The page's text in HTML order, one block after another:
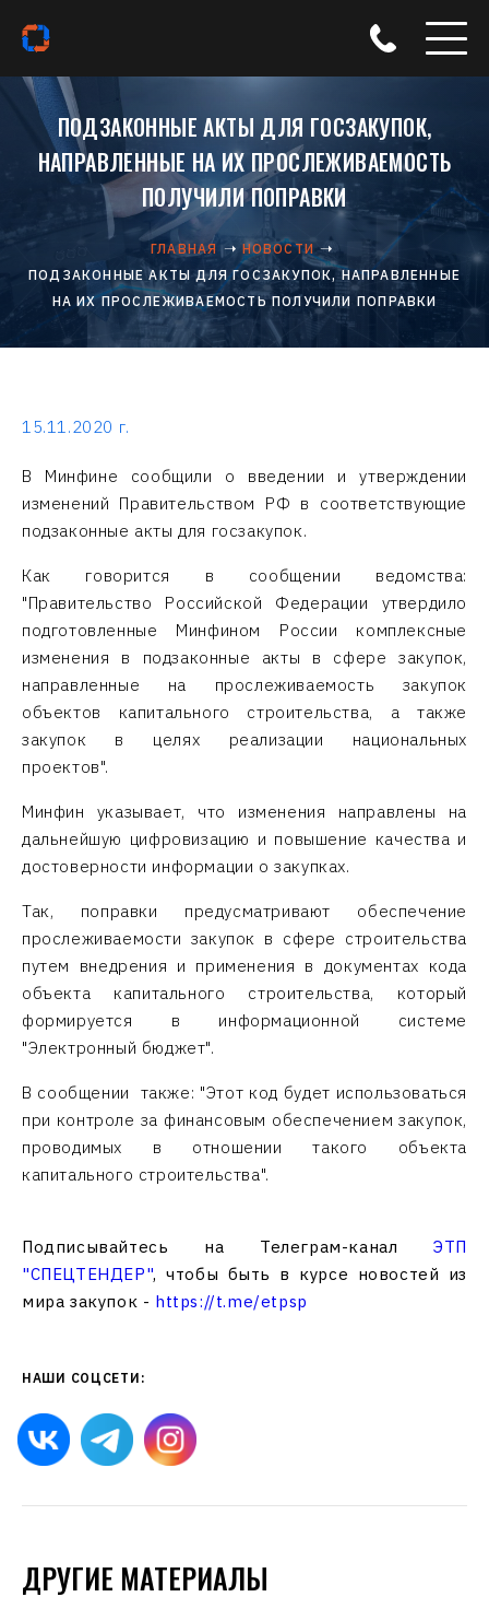
ПОДЗАКОННЫЕ АКТЫ ДЛЯ ГОСЗАКУПОК,
НАПРАВЛЕННЫЕ НА ИХ ПРОСЛЕЖИВАЕМОСТЬ
ПОЛУЧИЛИ ПОПРАВКИ
ГЛАВНАЯ
НОВОСТИ
ПОДЗАКОННЫЕ АКТЫ ДЛЯ ГОСЗАКУПОК, НАПРАВЛЕННЫЕ
НА ИХ ПРОСЛЕЖИВАЕМОСТЬ ПОЛУЧИЛИ ПОПРАВКИ
15.11.2020 г.
В Минфине сообщили о введении и утверждении
изменений Правительством РФ в соответствующие
подзаконные акты для госзакупок.
Как говорится в сообщении ведомства:
"Правительство Российской Федерации утвердило
подготовленные Минфином России комплексные
изменения в подзаконные акты в сфере закупок,
направленные на прослеживаемость закупок
объектов капитального строительства, а также
закупок в целях реализации национальных
проектов".
Минфин указывает, что изменения направлены на
дальнейшую цифровизацию и повышение качества и
достоверности информации о закупках.
Так, поправки предусматривают обеспечение
прослеживаемости закупок в сфере строительства
путем внедрения и применения в документах кода
объекта капитального строительства, который
формируется в информационной системе
"Электронный бюджет".
В сообщении также: "Этот код будет использоваться
при контроле за финансовым обеспечением закупок,
проводимых в отношении такого объекта
капитального строительства".
Подписывайтесь на Телеграм-каналЭТП
"СПЕЦТЕНДЕР", чтобы быть в курсе новостей из
мира закупок - https://t.me/etpsp
НАШИ СОЦСЕТИ:
ДРУГИЕ МАТЕРИАЛЫ